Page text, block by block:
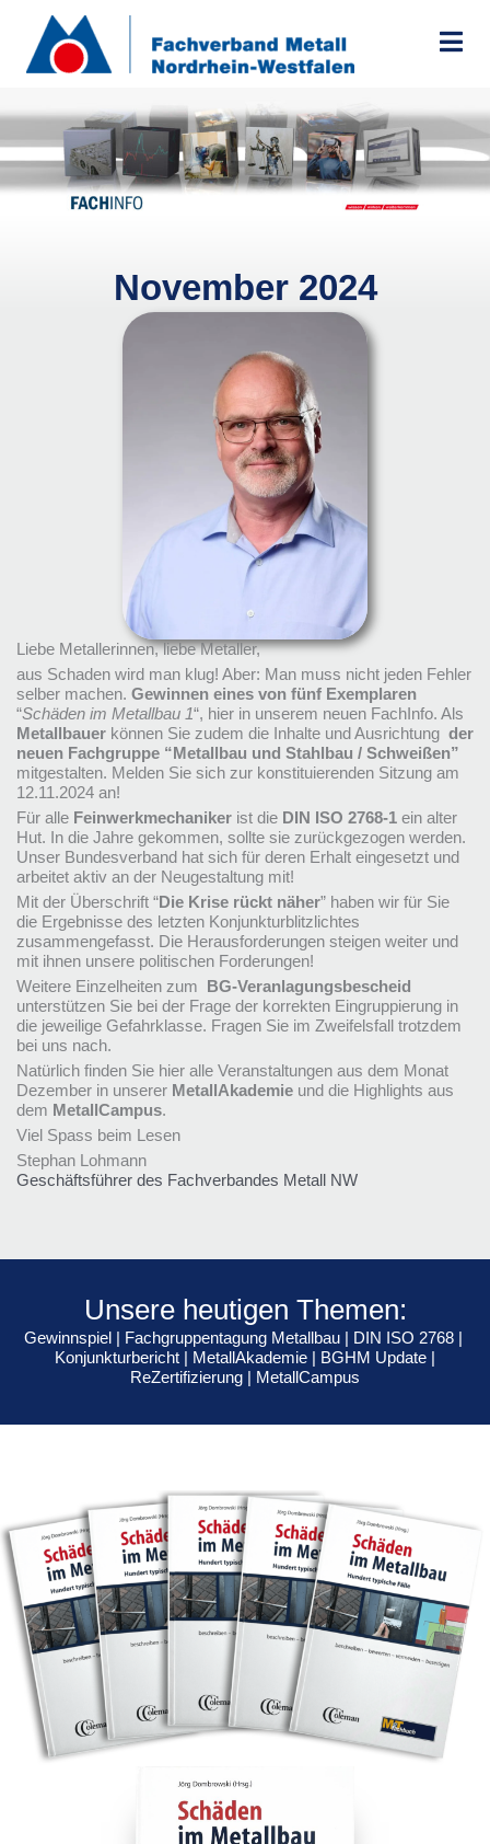
springen
November 2024
Liebe Metallerinnen, liebe Metaller,
aus Schaden wird man klug! Aber: Man muss nicht jeden Fehler
selber machen. Gewinnen eines von fünf Exemplaren
“Schäden im Metallbau 1“, hier in unserem neuen FachInfo. Als
Metallbauerkönnen Sie zudem die Inhalte und Ausrichtung der
neuen Fachgruppe “Metallbau und Stahlbau / Schweißen”
mitgestalten. Melden Sie sich zur konstituierenden Sitzung am
12.11.2024 an!
Für alle Feinwerkmechanikerist dieDIN ISO 2768-1ein alter
Hut. In die Jahre gekommen, sollte sie zurückgezogen werden.
Unser Bundesverband hat sich für deren Erhalt eingesetzt und
arbeitet aktiv an der Neugestaltung mit!
Mit der Überschrift “Die Krise rückt näher” haben wir für Sie
die Ergebnisse des letzten Konjunkturblitzlichtes
zusammengefasst. Die Herausforderungen steigen weiter und
mit ihnen unsere politischen Forderungen!
Weitere Einzelheiten zum
BG-Veranlagungsbescheid
unterstützen Sie bei der Frage der korrekten Eingruppierung in
die jeweilige Gefahrklasse. Fragen Sie im Zweifelsfall trotzdem
bei uns nach.
Natürlich finden Sie hier alle Veranstaltungen aus dem Monat
Dezember in unserer MetallAkademieund die Highlights aus
dem MetallCampus.
Viel Spass beim Lesen
Stephan Lohmann
Geschäftsführer des Fachverbandes Metall NW
Unsere heutigen Themen:
Gewinnspiel Fachgruppentagung Metallbau| DIN ISO 2768|
Konjunkturbericht
MetallAkademie BGHM Update
ReZertifizierung
MetallCampus